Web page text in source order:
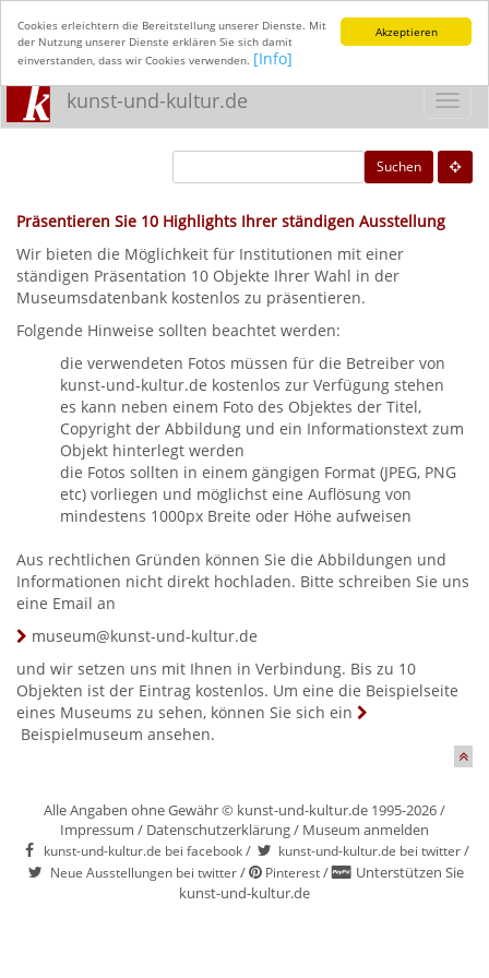
Akzeptieren
Cookies erleichtern die Bereitstellung unserer Dienste. Mit
der Nutzung unserer Dienste erklären Sie sich damit
einverstanden, dass wir Cookies verwenden. [Info]
kunst-und-kultur.de
Suchen
Präsentieren Sie 10 Highlights Ihrer ständigen Ausstellung
Wir bieten die Möglichkeit für Institutionen mit einer
ständigen Präsentation 10 Objekte Ihrer Wahl in der
Museumsdatenbank kostenlos zu präsentieren.
Folgende Hinweise sollten beachtet werden:
die verwendeten Fotos müssen für die Betreiber von
kunst-und-kultur.de kostenlos zur Verfügung stehen
es kann neben einem Foto des Objektes der Titel,
Copyright der Abbildung und ein Informationstext zum
Objekt hinterlegt werden
die Fotos sollten in einem gängigen Format (JPEG, PNG
etc) vorliegen und möglichst eine Auflösung von
mindestens 1000px Breite oder Höhe aufweisen
Aus rechtlichen Gründen können Sie die Abbildungen und
Informationen nicht direkt hochladen. Bitte schreiben Sie uns
eine Email an
museum@kunst-und-kultur.de
und wir setzen uns mit Ihnen in Verbindung. Bis zu 10
Objekten ist der Eintrag kostenlos. Um eine die Beispielseite
eines Museums zu sehen, können Sie sich ein
Beispielmuseum ansehen.
Alle Angaben ohne Gewähr © kunst-und-kultur.de 1995-2026 /
Impressum / Datenschutzerklärung/ Museum anmelden
kunst-und-kultur.de bei facebook/ kunst-und-kultur.de bei twitter/
Neue Ausstellungen bei twitter/ Pinterest/
Unterstützen Sie
kunst-und-kultur.de